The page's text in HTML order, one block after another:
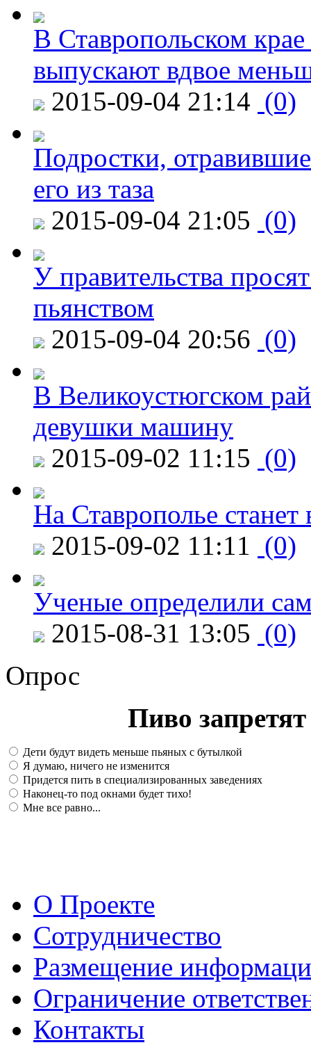
В Ставропольском
выпускают вдвое
2015-09-04 21:14 (0)
Подростки,
его из таза
2015-09-04 21:05 (0)
У правительства
пьянством
2015-09-04 20:56 (0)
В Великоустюгском
девушки машину
2015-09-02 11:15 (0)
На Ставрополье
2015-09-02 11:11 (0)
Ученые определили
2015-08-31 13:05 (0)
Опрос
Пиво
Дети будут видеть меньше пьяных с бутылкой
Я думаю, ничего не изменится
Придется пить в специализированных заведениях
Наконец-то под окнами будет тихо!
Мне все равно...
О Проекте
Сотрудничество
Размещение
Ограничение
Контакты